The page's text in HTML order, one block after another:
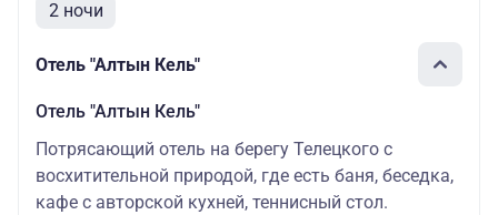
2 ночи
Отель "Алтын Кель"
Отель "Алтын Кель"
Потрясающий отель на берегу Телецкого с
восхитительной природой, где есть баня, беседка,
кафе с авторской кухней, теннисный стол.